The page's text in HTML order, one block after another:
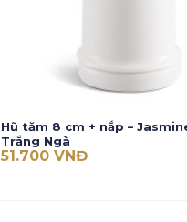
Hũ tăm 8 cm + nắp –
Trắng Ngà
51.700 VNĐ